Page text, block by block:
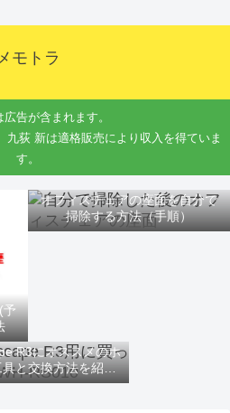
モトラ
告が含まれます。
荻 新は適格販売により収入を得ていま
す。
予
オフィスチェアの座面を自分で
掃除する方法（手順）
R3にオススメのホ
と交換方法を紹介
するよ